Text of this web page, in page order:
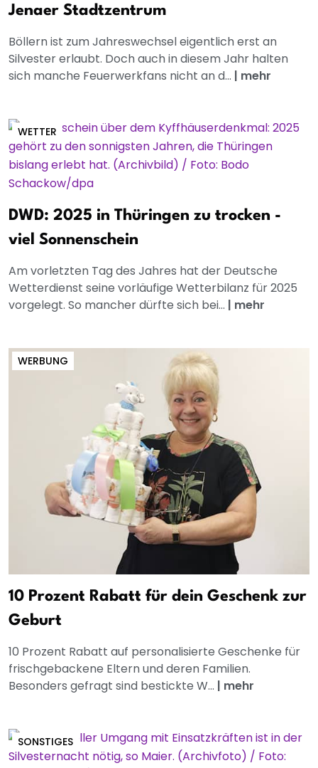
Jenaer Stadtzentrum
Böllern ist zum Jahreswechsel eigentlich erst an
Silvester erlaubt. Doch auch in diesem Jahr halten
sich manche Feuerwerkfans nicht an d... | mehr
WETTER
DWD: 2025 in Thüringen zu trocken -
viel Sonnenschein
Am vorletzten Tag des Jahres hat der Deutsche
Wetterdienst seine vorläufige Wetterbilanz für 2025
vorgelegt. So mancher dürfte sich bei... | mehr
WERBUNG
10 Prozent Rabatt für dein Geschenk zur
Geburt
10 Prozent Rabatt auf personalisierte Geschenke für
frischgebackene Eltern und deren Familien.
Besonders gefragt sind bestickte W... | mehr
SONSTIGES